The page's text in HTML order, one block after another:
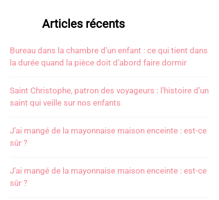
Articles récents
Bureau dans la chambre d’un enfant : ce qui tient dans
la durée quand la pièce doit d’abord faire dormir
Saint Christophe, patron des voyageurs : l’histoire d’un
saint qui veille sur nos enfants
J’ai mangé de la mayonnaise maison enceinte : est-ce
sûr ?
J’ai mangé de la mayonnaise maison enceinte : est-ce
sûr ?